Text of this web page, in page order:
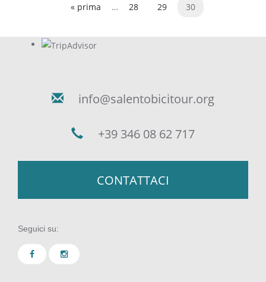
« prima … 28 29 30
info@salentobicitour.org
+39 346 08 62 717
CONTATTACI
Seguici su: